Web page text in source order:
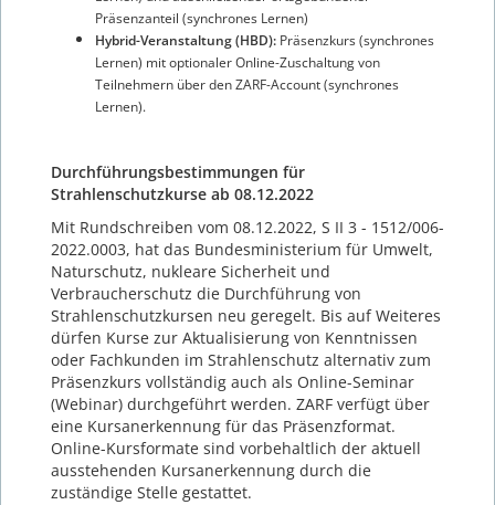
Präsenzanteil (synchrones Lernen)
Hybrid-Veranstaltung (HBD): Präsenzkurs (synchrones
Lernen) mit optionaler Online-Zuschaltung von
Teilnehmern über den ZARF-Account (synchrones
Lernen).
Durchführungsbestimmungen für
Strahlenschutzkurse ab 08.12.2022
Mit Rundschreiben vom 08.12.2022, S II 3 - 1512/006-
2022.0003, hat das Bundesministerium für Umwelt,
Naturschutz, nukleare Sicherheit und
Verbraucherschutz die Durchführung von
Strahlenschutzkursen neu geregelt. Bis auf Weiteres
dürfen Kurse zur Aktualisierung von Kenntnissen
oder Fachkunden im Strahlenschutz alternativ zum
Präsenzkurs vollständig auch als Online-Seminar
(Webinar) durchgeführt werden. ZARF verfügt über
eine Kursanerkennung für das Präsenzformat.
Online-Kursformate sind vorbehaltlich der aktuell
ausstehenden Kursanerkennung durch die
zuständige Stelle gestattet.